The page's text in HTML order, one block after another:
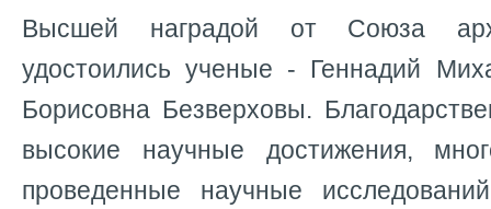
Высшей наградой от Союза
удостоились ученые - Геннадий
Борисовна Безверховы.
высокие научные достижения,
проведенные научные